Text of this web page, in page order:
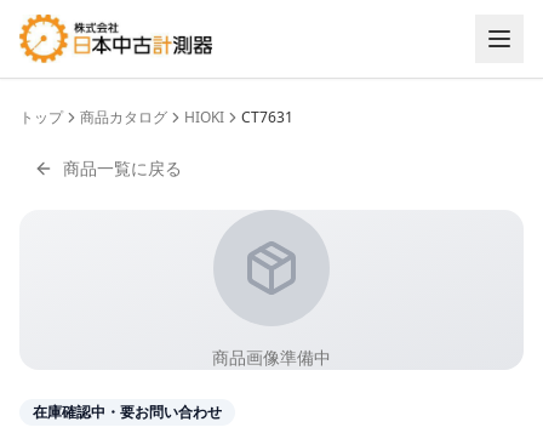
トップ 商品カタログ HIOKI CT7631
商品一覧に戻る
商品画像準備中
在庫確認中・要お問い合わせ